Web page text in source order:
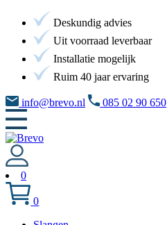
Deskundig advies
Uit voorraad leverbaar
Installatie mogelijk
Ruim 40 jaar ervaring
info@brevo.nl 085 02 90 650
0
0